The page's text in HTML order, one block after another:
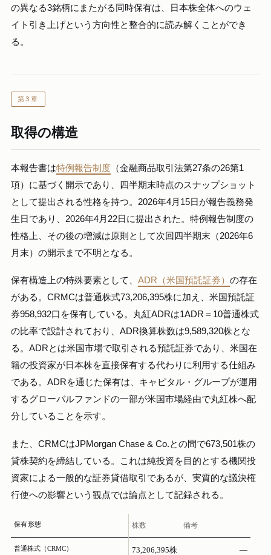
の異なる3銘柄にまたがる同時保有は、日本株全体へのウェ
イト引き上げという方向性と整合的に読み解くことができ
る。
第3章
取得の構造
本報告書は特例報告制度 （金融商品取引法第27条の26第1
項）に基づく開示であり、四半期末時点のスナップショット
として提出される性格を持つ。2026年4月15日が報告義務発
生日であり、2026年4月22日に提出された。特例報告制度の
性格上、その後の増減は原則として次回四半期末（2026年6
月末）の開示まで不明となる。
保有構造上の特殊要素として、 ADR（米国預託証券） の存在
がある。CRMCは普通株式73,206,395株に加え、米国預託証
券958,932口を保有している。丸紅ADRは1ADR＝10普通株式
の比率で設計されており、ADR換算株数は9,589,320株とな
る。ADRとは米国市場で取引される預託証券であり、米国在
籍の投資家が日本株を直接保有する代わりに利用する仕組み
である。ADRを通じた保有は、キャピタル・グループが運用
するグローバルファンドの一部が米国市場経由で丸紅株へ配
分していることを示す。
また、CRMCはJPMorgan Chase & Co.との間で673,501株の
貸株契約を締結している。これは純投資を目的とする機関投
資家による一般的な証券貸借取引であるが、実質的な議決権
行使への影響という観点では論点として記録される。
保有形態 株数 備考
普通株式（CRMC） 73,206,395株 —